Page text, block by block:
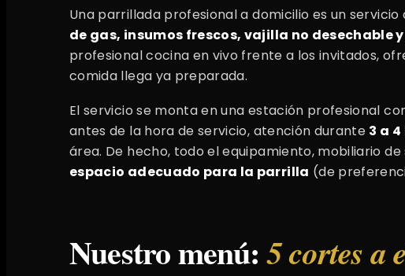
Una parrillada profesional a domicilio es un
de gas, insumos frescos, vajilla no desechable
profesional cocina en vivo frente a los invitados,
comida llega ya preparada.
El servicio se monta en una estación profesional
antes de la hora de servicio, atención durante 3 a
área. De hecho, todo el equipamiento, mobiliario
espacio adecuado para la parrilla (de
Nuestro menú:5 cortes a